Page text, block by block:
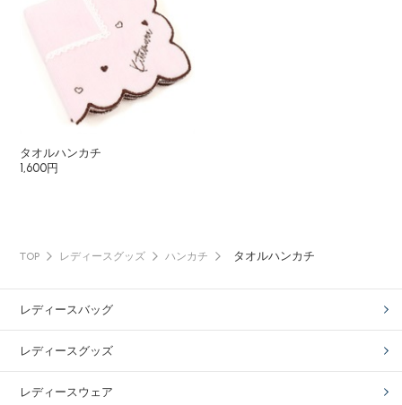
タオルハンカチ
1,600円
TOP レディースグッズ ハンカチ タオルハンカチ
レディースバッグ
レディースグッズ
レディースウェア